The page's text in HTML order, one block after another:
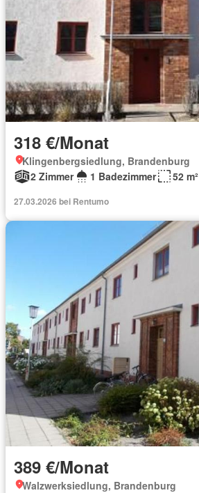
318 €/Monat
Klingenbergsiedlung, Brandenburg
2 Zimmer
1 Badezimmer 52 m²
27.03.2026 bei Rentumo
389 €/Monat
Walzwerksiedlung, Brandenburg